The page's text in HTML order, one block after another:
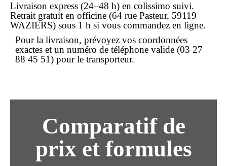
Livraison express (24–48 h) en colissimo suivi.
Retrait gratuit en officine (64 rue Pasteur, 59119
WAZIERS) sous 1 h si vous commandez en ligne.
Pour la livraison, prévoyez vos coordonnées
exactes et un numéro de téléphone valide (03 27
88 45 51) pour le transporteur.
Comparatif de
prix et formules